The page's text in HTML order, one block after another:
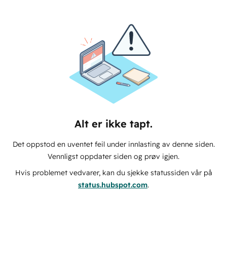
Alt er ikke tapt.
Det oppstod en uventet feil under innlasting av denne siden.
Vennligst oppdater siden og prøv igjen.
Hvis problemet vedvarer, kan du sjekke statussiden vår på
status.hubspot.com.